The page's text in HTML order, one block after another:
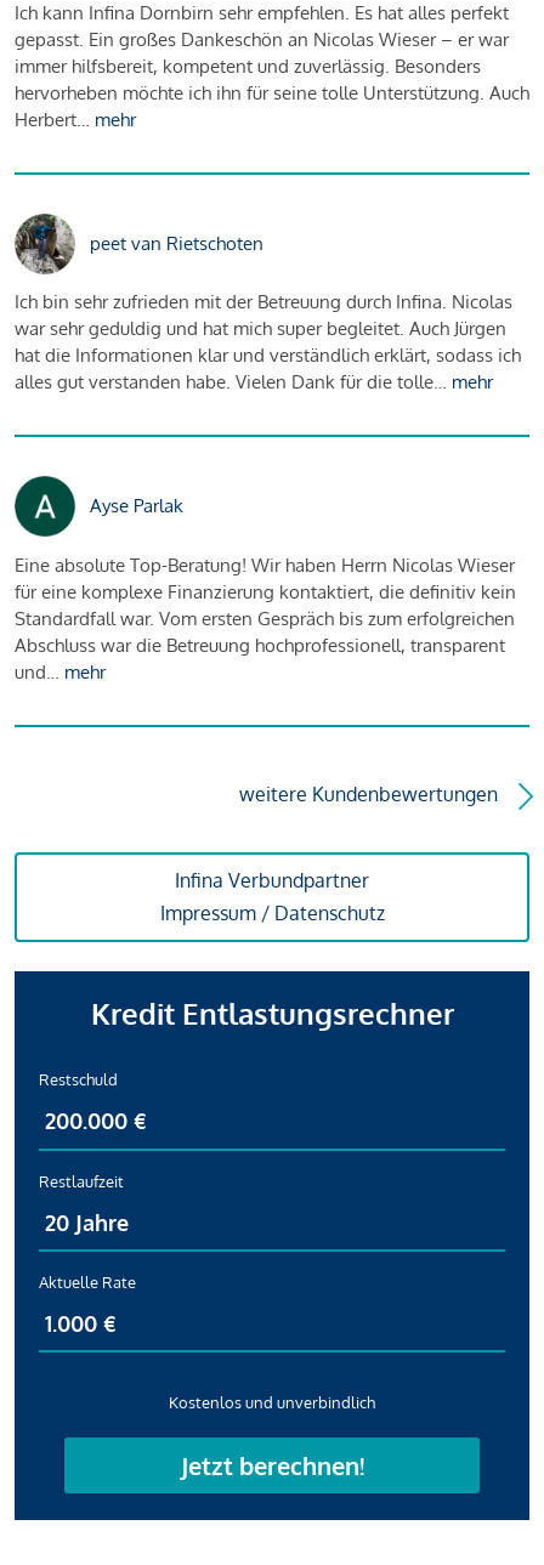
Ich kann Infina Dornbirn sehr empfehlen. Es hat alles perfekt
gepasst. Ein großes Dankeschön an Nicolas Wieser – er war
immer hilfsbereit, kompetent und zuverlässig. Besonders
hervorheben möchte ich ihn für seine tolle Unterstützung. Auch
Herbert… mehr
peet van Rietschoten
Ich bin sehr zufrieden mit der Betreuung durch Infina. Nicolas
war sehr geduldig und hat mich super begleitet. Auch Jürgen
hat die Informationen klar und verständlich erklärt, sodass ich
alles gut verstanden habe. Vielen Dank für die tolle… mehr
Ayse Parlak
Eine absolute Top-Beratung! Wir haben Herrn Nicolas Wieser
für eine komplexe Finanzierung kontaktiert, die definitiv kein
Standardfall war. Vom ersten Gespräch bis zum erfolgreichen
Abschluss war die Betreuung hochprofessionell, transparent
und… mehr
weitere Kundenbewertungen
Infina Verbundpartner
Impressum / Datenschutz
Kredit Entlastungsrechner
Restschuld
Restlaufzeit
Aktuelle Rate
Kostenlos und unverbindlich
Jetzt berechnen!